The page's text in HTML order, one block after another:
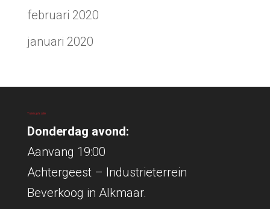
februari 2020
januari 2020
Trainingslocatie
Donderdag avond:
Aanvang 19:00
Achtergeest – Industrieterrein
Beverkoog in Alkmaar.